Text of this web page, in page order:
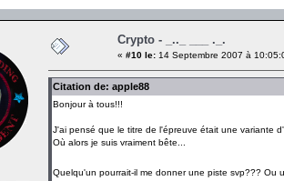
Crypto - _.._ ___ ._.
« #10 le: 14 Septembre 2007 à
Citation de: apple88
Bonjour à tous!!!
J'ai pensé que le titre de l'épreuve était une variante
Où alors je suis vraiment bête...
Quelqu'un pourrait-il me donner une piste svp???